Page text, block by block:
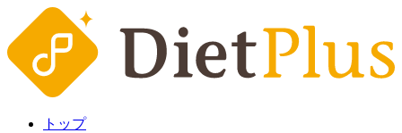
トップ